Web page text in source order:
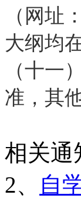
（网址
大纲均
（十一
准，其
相关通
2、
自